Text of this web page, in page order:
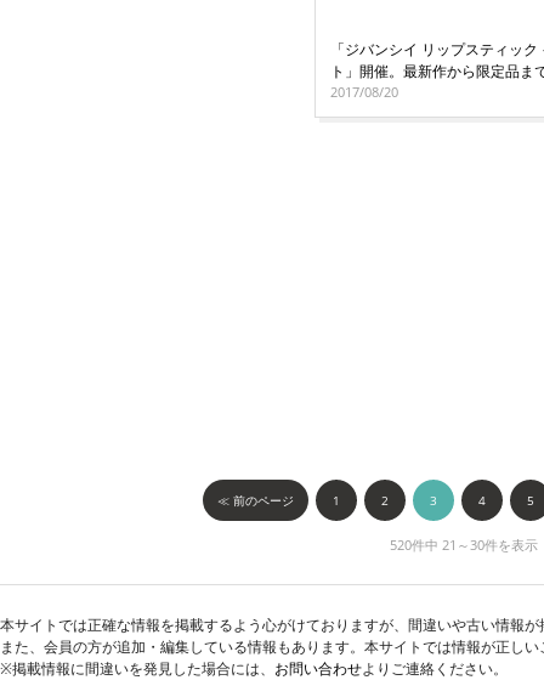
「ジバンシイ リップスティック
ト」開催。最新作から限定品ま
2017/08/20
≪ 前のページ 1 2 3 4 5
520件中 21～30件を表示
本サイトでは正確な情報を掲載するよう心がけておりますが、間違いや古い情報
また、会員の方が追加・編集している情報もあります。本サイトでは情報が正し
※掲載情報に間違いを発見した場合には、 お問い合わせよりご連絡ください。